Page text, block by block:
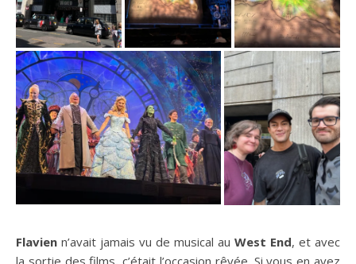
Flavien n’avait jamais vu de musical au West End, et avec
la sortie des films, c’était l’occasion rêvée. Si vous en avez